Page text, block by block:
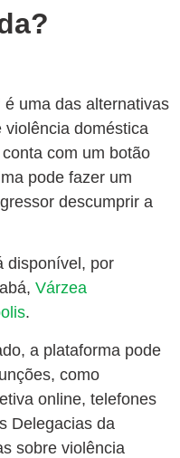
é uma das alternativas
doméstica
com um botão
pode fazer um
descumprir a
disponível, por
Várzea
.
a plataforma pode
como
online, telefones
Delegacias da
sobre violência